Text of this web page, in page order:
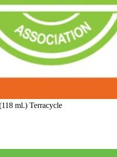
ml.) Terracycle